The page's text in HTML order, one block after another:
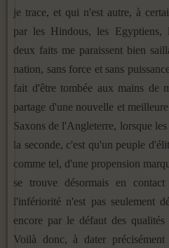
je trace, et qui n'est autre, à
par les Hindous, les Egyptiens,
deux faits me paraissent bien
nation, sans force et sans
fait d'être tombée aux mains de
partage d'une nouvelle et
Saxons de l'Angleterre, lorsque
la seconde, c'est qu'un peuple
comme tel, d'une propension
se trouve désormais en
l'infériorité n'est pas seule­ment
encore par le défaut des
Voilà donc, à dater